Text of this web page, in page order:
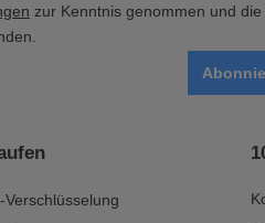
zur Kenntnis genommen und die